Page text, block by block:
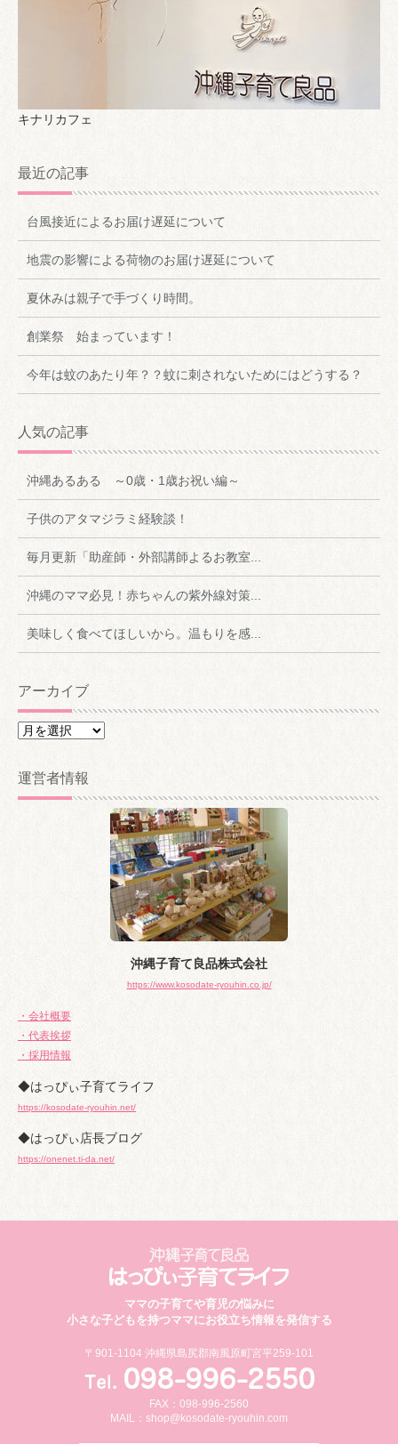
キナリカフェ
最近の記事
台風接近によるお届け遅延について
地震の影響による荷物のお届け遅延について
夏休みは親子で手づくり時間。
創業祭 始まっています！
今年は蚊のあたり年？？蚊に刺されないためにはどうする？
人気の記事
沖縄あるある ～0歳・1歳お祝い編～
子供のアタマジラミ経験談！
毎月更新「助産師・外部講師よるお教室...
沖縄のママ必見！赤ちゃんの紫外線対策...
美味しく食べてほしいから。温もりを感...
アーカイブ
ア
カ
イ
運営者情報
沖縄子育て良品株式会社
https://www.kosodate-ryouhin.co.jp/
・会社概要
・代表挨拶
・採用情報
◆はっぴぃ子育てライフ
https://kosodate-ryouhin.net/
◆はっぴぃ店長ブログ
https://onenet.ti-da.net/
ママの子育てや育児の悩みに
小さな子どもを持つママにお役立ち情報を発信する
〒901-1104 沖縄県島尻郡南風原町宮平259-101
FAX：098-996-2560
MAIL： shop@kosodate-ryouhin.com